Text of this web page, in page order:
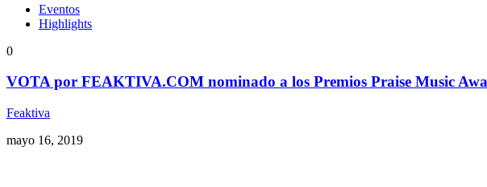
Eventos
Highlights
0
VOTA por FEAKTIVA.COM nominado a los Premios Praise Music
Feaktiva
mayo 16, 2019